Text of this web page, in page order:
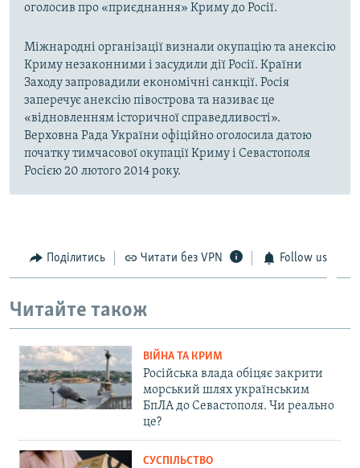
оголосив про «приєднання» Криму до Росії.
Міжнародні організації визнали окупацію та анексію
Криму незаконними і засудили дії Росії. Країни
Заходу запровадили економічні санкції. Росія
заперечує анексію півострова та називає це
«відновленням історичної справедливості».
Верховна Рада України офіційно оголосила датою
початку тимчасової окупації Криму і Севастополя
Росією 20 лютого 2014 року.
Поділитись Читати без VPN Follow us
Читайте також
ВІЙНА ТА КРИМ
Російська влада обіцяє закрити
морський шлях українським
БпЛА до Севастополя. Чи реально
це?
СУСПІЛЬСТВО